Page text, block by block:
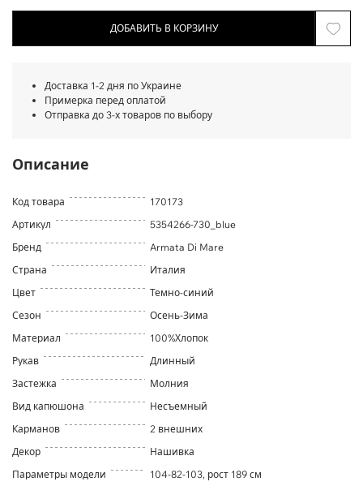
ДОБАВИТЬ В КОРЗИНУ
Доставка 1-2 дня по Украине
Примерка перед оплатой
Отправка до 3-х товаров по выбору
Описание
Код товара
170173
Артикул
5354266-730_blue
Бренд
Armata Di Mare
Страна
Италия
Цвет
Темно-синий
Сезон
Осень-Зима
Материал
100%Хлопок
Рукав
Длинный
Застежка
Молния
Вид капюшона
Несъемный
Карманов
2 внешних
Декор
Нашивка
Параметры модели
104-82-103, рост 189 см